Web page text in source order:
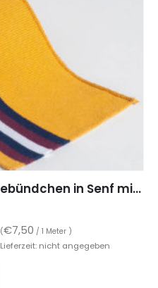
Strickbündchen, Collegebündchen in Senf mit Streifen in Marine/Bordeaux/Weiß, 120 cm
(€7,50 / 1 Meter )
Lieferzeit: nicht angegeben